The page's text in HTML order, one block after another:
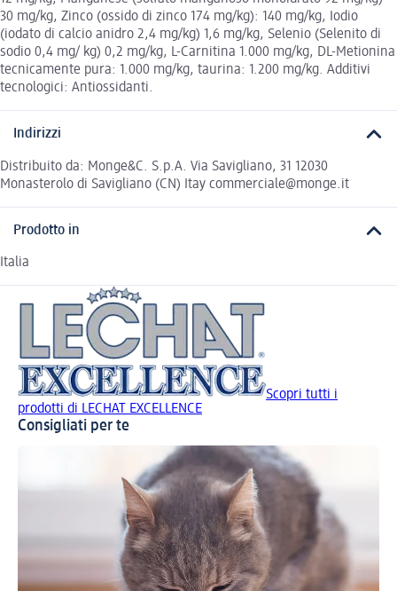
30 mg/kg, Zinco (ossido di zinco 174 mg/kg): 140 mg/kg, Iodio
(iodato di calcio anidro 2,4 mg/kg) 1,6 mg/kg, Selenio (Selenito di
sodio 0,4 mg/ kg) 0,2 mg/kg, L-Carnitina 1.000 mg/kg, DL-Metionina
tecnicamente pura: 1.000 mg/kg, taurina: 1.200 mg/kg. Additivi
tecnologici: Antiossidanti.
Indirizzi
Distribuito da: Monge&C. S.p.A. Via Savigliano, 31 12030
Monasterolo di Savigliano (CN) Itay commerciale@monge.it
Prodotto in
Italia
Scopri tutti i
prodotti di LECHAT EXCELLENCE
Consigliati per te